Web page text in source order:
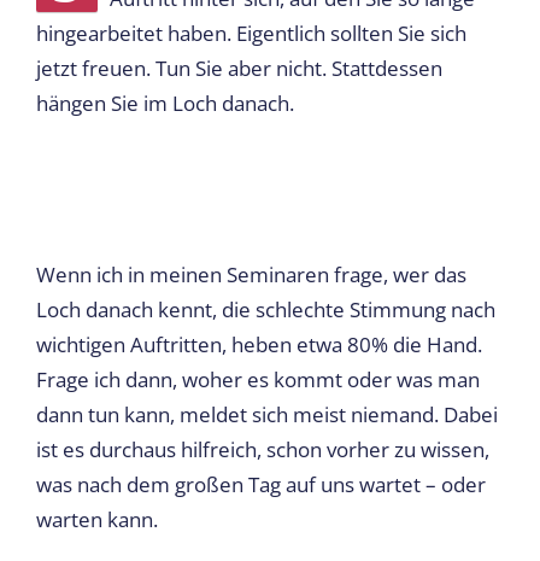
hingearbeitet haben. Eigentlich sollten Sie sich
jetzt freuen. Tun Sie aber nicht. Stattdessen
hängen Sie im Loch danach.
Wenn ich in meinen Seminaren frage, wer das
Loch danach kennt, die schlechte Stimmung nach
wichtigen Auftritten, heben etwa 80% die Hand.
Frage ich dann, woher es kommt oder was man
dann tun kann, meldet sich meist niemand. Dabei
ist es durchaus hilfreich, schon vorher zu wissen,
was nach dem großen Tag auf uns wartet – oder
warten kann.